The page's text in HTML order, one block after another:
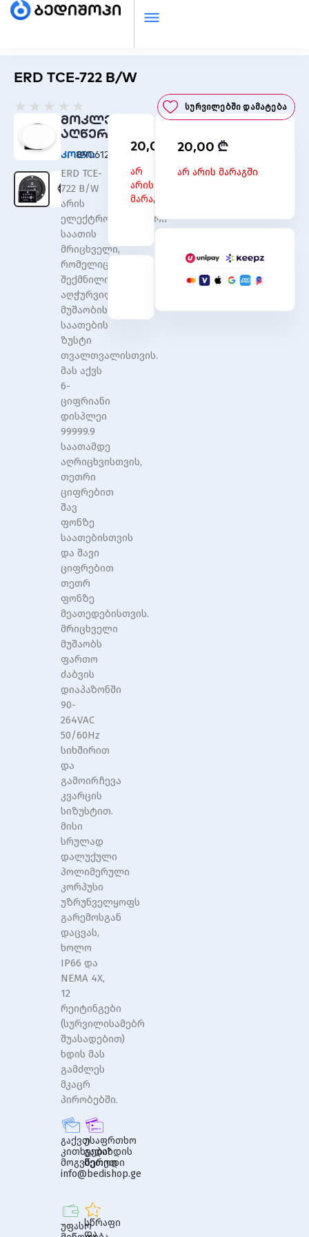
ERD TCE-722 B/W
★ ★ ★ ★ ★
0
out
5
Სურვილებში Დამატება
მოკლე
აღწერა
კოდი:
8906128547606
ERD TCE-
722 B/W
არის
ელექტრომექანიკური
საათის
მრიცხველი,
რომელიც
შექმნილია
აღჭურვილობის
მუშაობის
საათების
ზუსტი
თვალთვალისთვის.
მას აქვს
6-
ციფრიანი
დისპლეი
99999.9
საათამდე
აღრიცხვისთვის,
თეთრი
ციფრებით
შავ
ფონზე
საათებისთვის
და შავი
ციფრებით
თეთრ
ფონზე
მეათედებისთვის.
მრიცხველი
მუშაობს
ფართო
ძაბვის
დიაპაზონში
90-
264VAC
50/60Hz
სიხშირით
და
გამოირჩევა
კვარცის
სიზუსტით.
მისი
სრულად
დალუქული
პოლიმერული
კორპუსი
უზრუნველყოფს
გარემოსგან
დაცვას,
ხოლო
IP66 და
NEMA 4X,
12
რეიტინგები
(სურვილისამებრ
შუასადებით)
ხდის მას
გამძლეს
მკაცრ
პირობებში.
გაქვთ
კითხვები?
მოგვწერეთ
info@bedishop.ge
უსაფრთხო
გადახდის
მეთოდი
უფასოსწრაფი
და
20,00 ₾
არ
არის
მარაგში
20,00 ₾
არ არის მარაგში